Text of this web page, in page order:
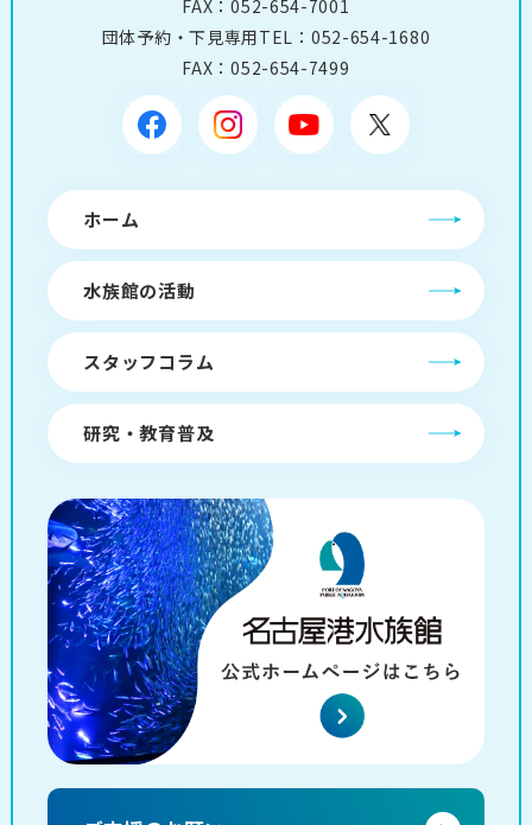
FAX：052-654-7001
団体予約・下見専用TEL： 052-654-1680
FAX：052-654-7499
ホーム
水族館の活動
スタッフコラム
研究・教育普及